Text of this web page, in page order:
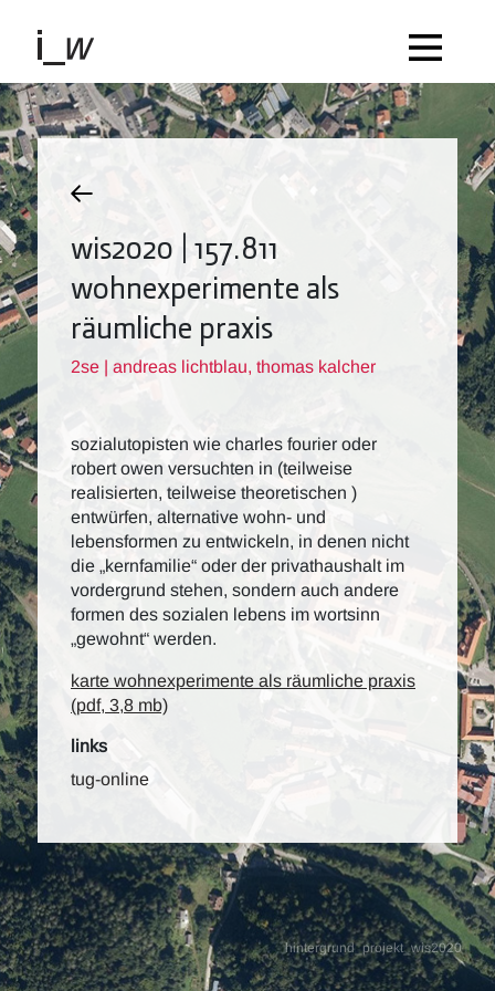
hintergrund_projekt_wis2020
wis2020 | 157.811
wohnexperimente als
räumliche praxis
2se | andreas lichtblau, thomas kalcher
sozialutopisten wie charles fourier oder
robert owen versuchten in (teilweise
realisierten, teilweise theoretischen )
entwürfen, alternative wohn- und
lebensformen zu entwickeln, in denen nicht
die „kernfamilie“ oder der privathaushalt im
vordergrund stehen, sondern auch andere
formen des sozialen lebens im wortsinn
„gewohnt“ werden.
karte wohnexperimente als räumliche praxis
(pdf, 3,8 mb)
links
tug-online